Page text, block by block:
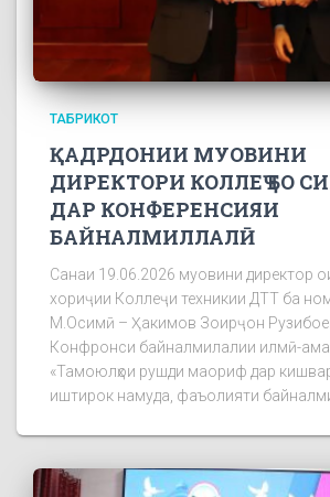
ТАБРИКОТ
ҚАДРДОНИИ МУОВИНИ
ДИРЕКТОРИ КОЛЛЕҶ БО
ДАР КОНФЕРЕНСИЯИ
БАЙНАЛМИЛЛАЛӢ
Санаи 19.06.2026 муовини директор
хориҷии Коллеҷи техникии ДТТ ба
М.Осимӣ – Ҳакимов Зоирҷон
Конфронси байналмилалии илмӣ-
«Тамоюлҳои рушди маориф дар
иштирок намуда, фаъолияти